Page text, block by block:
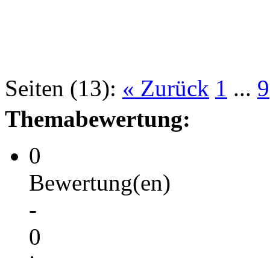
Seiten (13): « Zurück 1 ... 9
Themabewertung:
0
Bewertung(en)
-
0